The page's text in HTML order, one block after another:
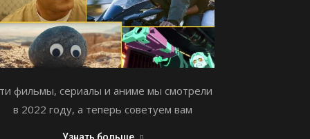
фильмы, сериалы и аниме мы смотрели
в 2022 году, а теперь советуем вам